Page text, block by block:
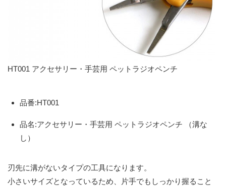
HT001 アクセサリー・手芸用 ペットラジオペンチ
品番:HT001
品名:アクセサリー・手芸用 ペットラジオペンチ （溝な
し）
刃先に溝がないタイプの工具になります。
小さいサイズとなっているため、片手でもしっかり握ること